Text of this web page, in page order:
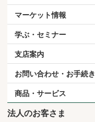
マーケット情報
学ぶ・セミナー
支店案内
お問い合わせ・お手続き
商品・サービス
法人のお客さま